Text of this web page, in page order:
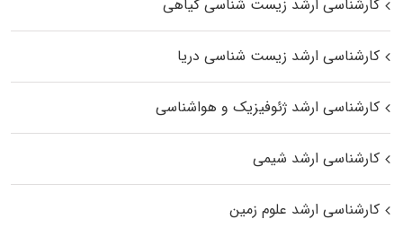
کارشناسی ارشد زیست‌ شناسی گیاهی
کارشناسی ارشد زیست‌ شناسی دریا
کارشناسی ارشد ژئوفیزیک و هواشناسی
کارشناسی ارشد شیمی
کارشناسی ارشد علوم زمین